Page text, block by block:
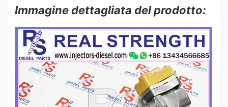
Immagine dettagliata del prodotto: